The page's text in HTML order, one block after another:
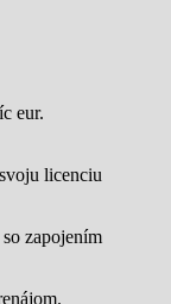
eur.
licenciu
zapojením